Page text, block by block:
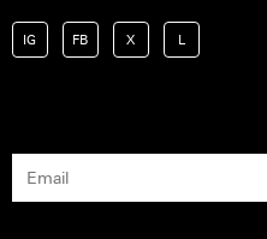
IG FB X L